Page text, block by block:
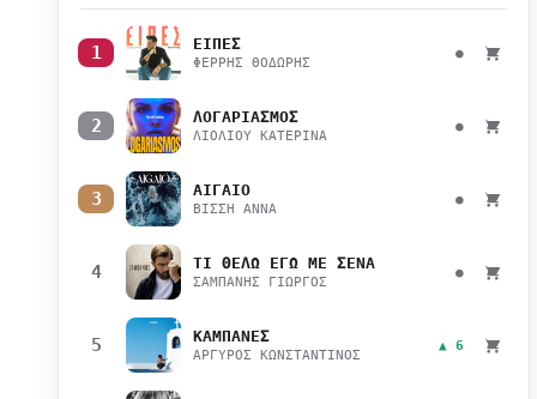
1 ΕΙΠΕΣ
ΦΕΡΡΗΣ ΘΟΔΩΡΗΣ
●
2 ΛΟΓΑΡΙΑΣΜΟΣ
ΛΙΟΛΙΟΥ ΚΑΤΕΡΙΝΑ
●
3 ΑΙΓΑΙΟ
ΒΙΣΣΗ ΑΝΝΑ
●
4 ΤΙ ΘΕΛΩ ΕΓΩ ΜΕ ΣΕΝΑ
ΣΑΜΠΑΝΗΣ ΓΙΩΡΓΟΣ
●
5 ΚΑΜΠΑΝΕΣ
ΑΡΓΥΡΟΣ ΚΩΝΣΤΑΝΤΙΝΟΣ
▲ 6